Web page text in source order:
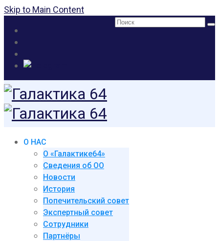
Skip to Main Content
Поиск:
О НАС
О «Галактике64»
Сведения об ОО
Новости
История
Попечительский совет
Экспертный совет
Сотрудники
Партнёры